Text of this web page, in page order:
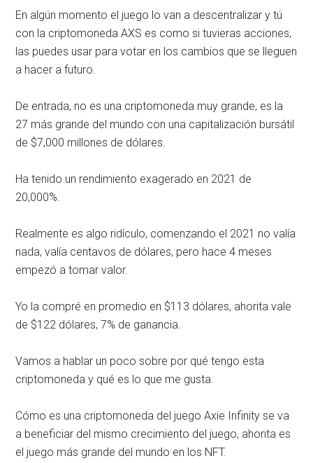
En algún momento el juego lo van a descentralizar y tú
con la criptomoneda AXS es como si tuvieras acciones,
las puedes usar para votar en los cambios que se lleguen
a hacer a futuro.
De entrada, no es una criptomoneda muy grande, es la
27 más grande del mundo con una capitalización bursátil
de $7,000 millones de dólares.
Ha tenido un rendimiento exagerado en 2021 de
20,000%.
Realmente es algo ridículo, comenzando el 2021 no valía
nada, valía centavos de dólares, pero hace 4 meses
empezó a tomar valor.
Yo la compré en promedio en $113 dólares, ahorita vale
de $122 dólares, 7% de ganancia.
Vamos a hablar un poco sobre por qué tengo esta
criptomoneda y qué es lo que me gusta.
Cómo es una criptomoneda del juego Axie Infinity se va
a beneficiar del mismo crecimiento del juego, ahorita es
el juego más grande del mundo en los NFT.